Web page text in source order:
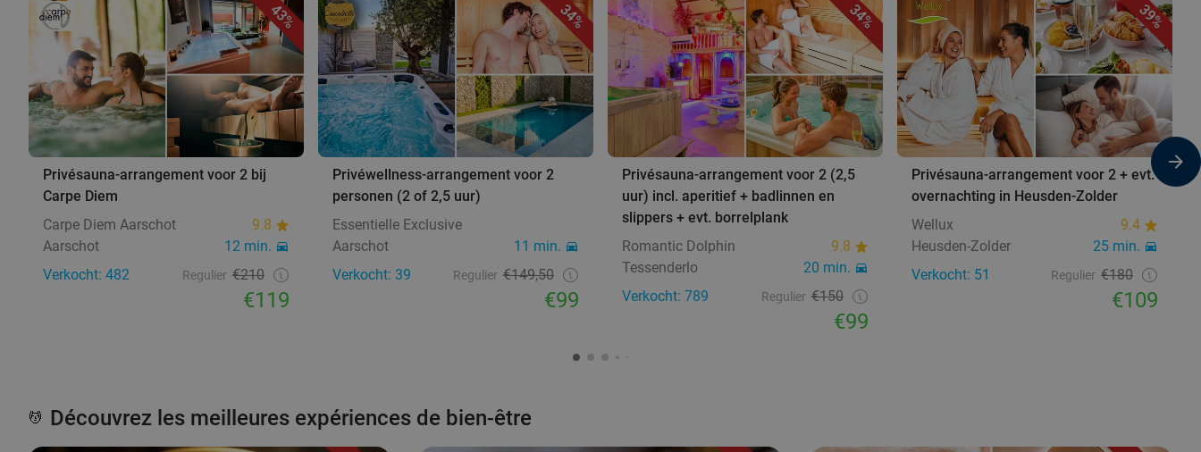
43%
Privésauna-arrangement voor 2 bij
Carpe Diem
Carpe Diem Aarschot
9.8
Aarschot
12 min.
Verkocht: 482
Regulier €210
€119
34%
Privéwellness-arrangement voor 2
personen (2 of 2,5 uur)
Essentielle Exclusive
Aarschot
11 min.
Verkocht: 39
Regulier €149,50
€99
34%
Privésauna-arrangement voor 2 (2,5
uur) incl. aperitief + badlinnen en
slippers + evt. borrelplank
Romantic Dolphin
9.8
Tessenderlo
20 min.
Verkocht: 789
Regulier €150
€99
39%
Privésauna-arrangement voor 2 + evt.
overnachting in Heusden-Zolder
Wellux
9.4
Heusden-Zolder
25 min.
Verkocht: 51
Regulier €180
€109
💆 Découvrez les meilleures expériences de bien-être